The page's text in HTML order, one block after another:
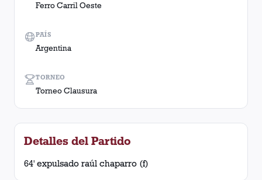
TORNEO
Torneo Clausura
Ferro Carril Oeste
PAÍS
Argentina
Detalles del Partido
64' expulsado raúl chaparro (f)